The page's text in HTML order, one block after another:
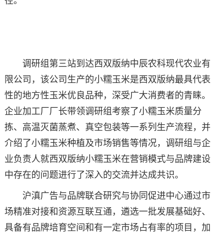
调研组第三站到达西双版纳中辰农科现代农业有
限公司，该公司生产的小糯玉米是西双版纳最具代表
性的地方性玉米优良品种，深受广大消费者的青睐。
企业加工厂厂长带领调研组考察了小糯玉米质量分
拣、高温灭菌蒸煮、真空包装等一系列生产流程，并
介绍了小糯玉米种植及市场销售等情况，调研组与企
业负责人就西双版纳小糯玉米在营销模式与品牌建设
中存在的问题进行了深入的交流并达成共识。
沪滇广告与品牌联合研究与协同促进中心通过市
场精准对接和资源互联互通，遴选一批发展基础好、
具备有品牌培育空间和有一定市场占有率的项目，加